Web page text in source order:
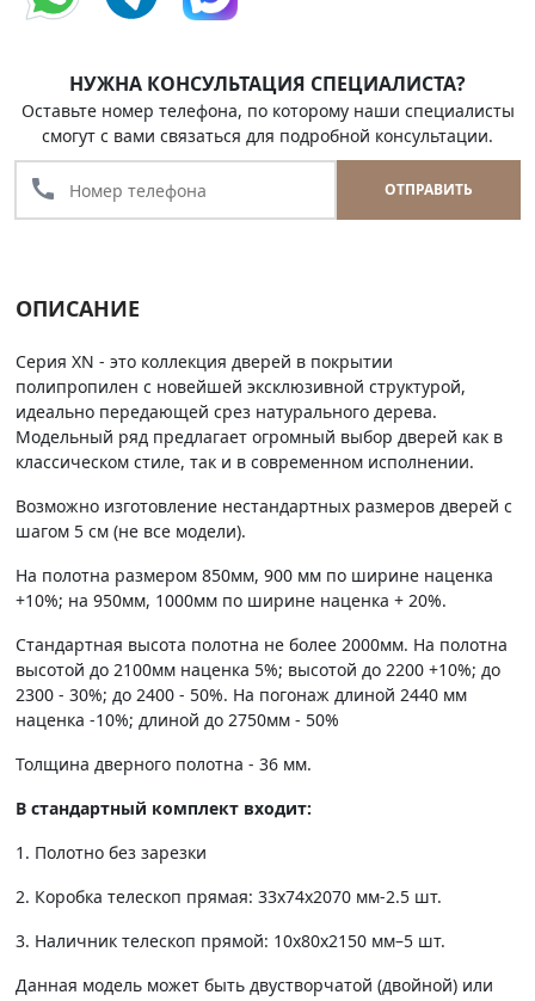
НУЖНА КОНСУЛЬТАЦИЯ СПЕЦИАЛИСТА?
Оставьте номер телефона, по которому наши специалисты
смогут с вами связаться для подробной консультации.
call ОТПРАВИТЬ
ОПИСАНИЕ
Серия XN - это коллекция дверей в покрытии
полипропилен с новейшей эксклюзивной структурой,
идеально передающей срез натурального дерева.
Модельный ряд предлагает огромный выбор дверей как в
классическом стиле, так и в современном исполнении.
Возможно изготовление нестандартных размеров дверей с
шагом 5 см (не все модели).
На полотна размером 850мм, 900 мм по ширине наценка
+10%; на 950мм, 1000мм по ширине наценка + 20%.
Стандартная высота полотна не более 2000мм. На полотна
высотой до 2100мм наценка 5%; высотой до 2200 +10%; до
2300 - 30%; до 2400 - 50%. На погонаж длиной 2440 мм
наценка -10%; длиной до 2750мм - 50%
Толщина дверного полотна - 36 мм.
В стандартный комплект входит:
1. Полотно без зарезки
2. Коробка телескоп прямая: 33х74х2070 мм-2.5 шт.
3. Наличник телескоп прямой: 10х80х2150 мм–5 шт.
Данная модель может быть двустворчатой (двойной) или